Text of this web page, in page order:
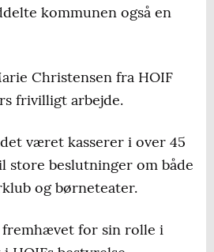
kommunen også en
Christensen fra HOIF
frivilligt arbejde.
været kasserer i over 45
store beslutninger om både
og børneteater.
fremhævet for sin rolle i